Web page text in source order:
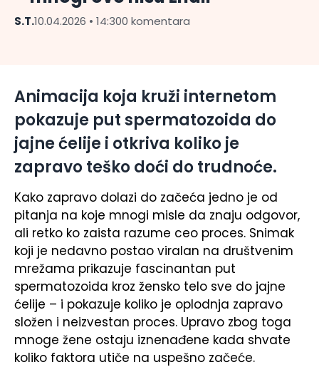
S.T.10.04.2026 • 14:300 komentara
Animacija koja kruži internetom
pokazuje put spermatozoida do
jajne ćelije i otkriva koliko je
zapravo teško doći do trudnoće.
Kako zapravo dolazi do začeća jedno je od
pitanja na koje mnogi misle da znaju odgovor,
ali retko ko zaista razume ceo proces. Snimak
koji je nedavno postao viralan na društvenim
mrežama prikazuje fascinantan put
spermatozoida kroz žensko telo sve do jajne
ćelije – i pokazuje koliko je oplodnja zapravo
složen i neizvestan proces. Upravo zbog toga
mnoge žene ostaju iznenađene kada shvate
koliko faktora utiče na uspešno začeće.